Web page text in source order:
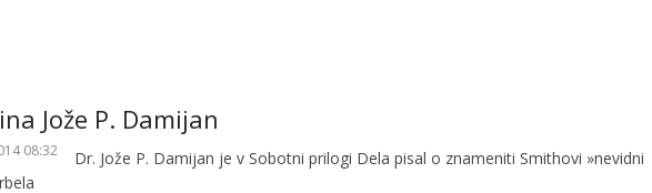
Jože P. Damijan
08:32
Dr. Jože P. Damijan je v Sobotni prilogi Dela pisal o znameniti Smithovi »nevidni